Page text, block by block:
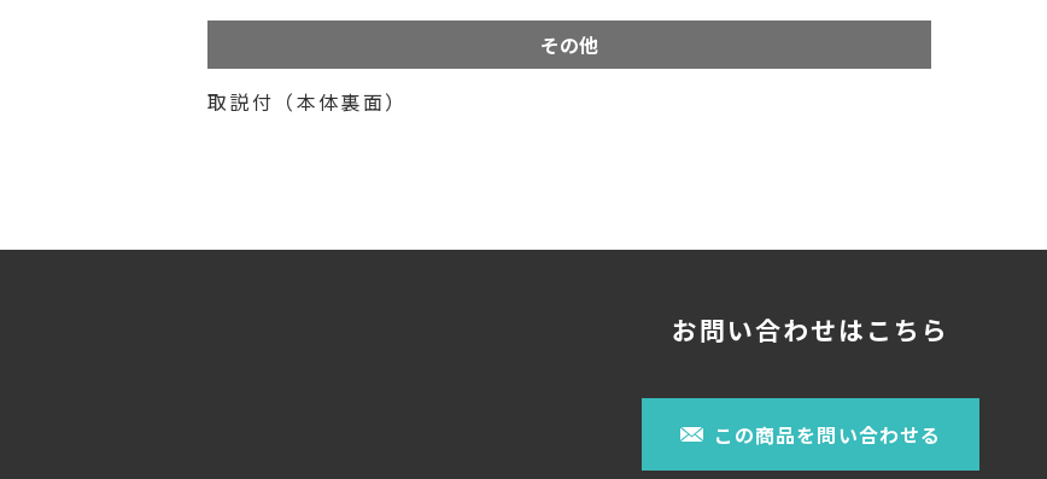
その他
取説付（本体裏面）
お問い合わせはこちら
この商品を問い合わせる